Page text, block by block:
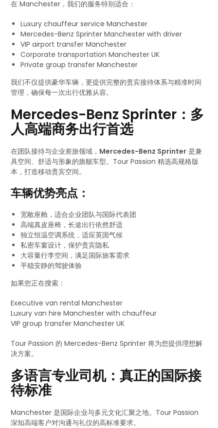
在 Manchester，我们的服务特别适合：
Luxury chauffeur service Manchester
Mercedes-Benz Sprinter Manchester with driver
VIP airport transfer Manchester
Corporate transportation Manchester UK
Private group transfer Manchester
我们不仅提供豪华车辆，更提供完整的贵宾接待体系与精准时间
管理，确保每一次出行优雅从容。
Mercedes-Benz Sprinter：多
人高端商务出行首选
在团队接待与企业差旅领域， Mercedes-Benz Sprinter 是兼
具空间、舒适与形象的旗舰车型。Tour Passion 精选高规格版
本，打造移动贵宾空间。
车辆优势亮点：
宽敞座舱，适合企业团队与国际代表团
高端真皮座椅，长途出行依然舒适
独立恒温空调系统，适应英国气候
私密车窗设计，保护贵宾隐私
大容量行李空间，满足国际旅客需求
平稳安静的驾驶体验
如果您正在搜索：
Executive van rental Manchester
Luxury van hire Manchester with chauffeur
VIP group transfer Manchester UK
Tour Passion 的 Mercedes-Benz Sprinter 将为您提供理想解
决方案。
多语言专业司机：真正的国际接
待标准
Manchester 是国际企业与多元文化汇聚之地。Tour Passion
深知高端客户对沟通与礼仪的高标准要求。